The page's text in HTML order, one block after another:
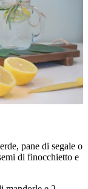
pane di segale o
di finocchietto e